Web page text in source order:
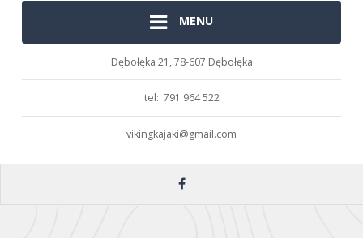
MENU
Dębołęka 21, 78-607 Dębołęka
tel: 791 964 522
vikingkajaki@gmail.com